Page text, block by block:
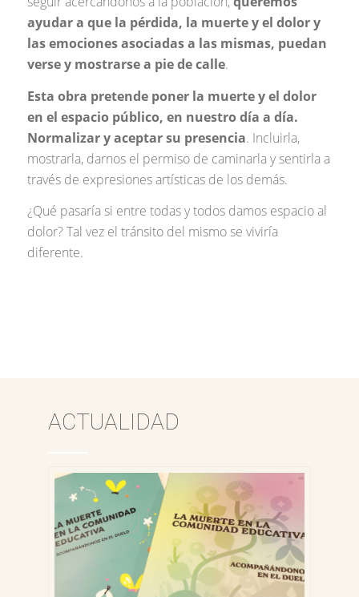
ayudar a que la pérdida, la muerte y el dolor y
las emociones asociadas a las mismas, puedan
verse y mostrarse a pie de calle.
Esta obra pretende poner la muerte y el dolor
en el espacio público, en nuestro día a día.
Normalizar y aceptar su presencia. Incluirla,
mostrarla, darnos el permiso de caminarla y sentirla a
través de expresiones artísticas de los demás.
¿Qué pasaría si entre todas y todos damos espacio al
dolor? Tal vez el tránsito del mismo se viviría
diferente.
ACTUALIDAD